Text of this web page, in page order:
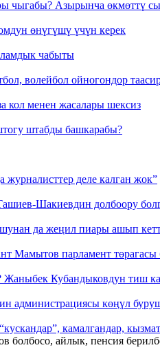
чыгабы? Азырынча өкмөттү
өнүгүшү үчүн керек
чабыты
волейбол ойногондор
кол менен жасалары шексиз
штабды башкарабы?
деле калган жок”
Шакиевдин долбоору
да жеңил пиары ашып
Мамытов парламент төрагасы
Кубандыковдун тиш
администрациясы көңүл
камалгандар,
болбосо, айлык, пенсия